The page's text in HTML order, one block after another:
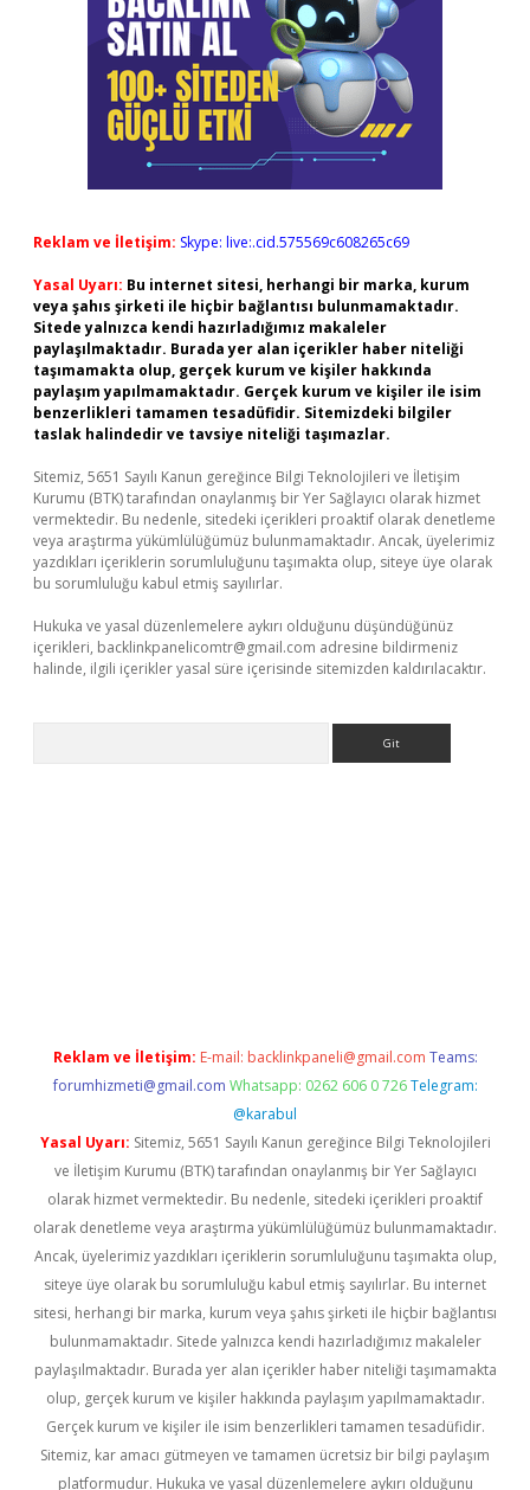
Reklam ve İletişim: Skype: live:.cid.575569c608265c69
Yasal Uyarı: Bu internet sitesi, herhangi bir marka, kurum
veya şahıs şirketi ile hiçbir bağlantısı bulunmamaktadır.
Sitede yalnızca kendi hazırladığımız makaleler
paylaşılmaktadır. Burada yer alan içerikler haber niteliği
taşımamakta olup, gerçek kurum ve kişiler hakkında
paylaşım yapılmamaktadır. Gerçek kurum ve kişiler ile isim
benzerlikleri tamamen tesadüfidir. Sitemizdeki bilgiler
taslak halindedir ve tavsiye niteliği taşımazlar.
Sitemiz, 5651 Sayılı Kanun gereğince Bilgi Teknolojileri ve İletişim
Kurumu (BTK) tarafından onaylanmış bir Yer Sağlayıcı olarak hizmet
vermektedir. Bu nedenle, sitedeki içerikleri proaktif olarak denetleme
veya araştırma yükümlülüğümüz bulunmamaktadır. Ancak, üyelerimiz
yazdıkları içeriklerin sorumluluğunu taşımakta olup, siteye üye olarak
bu sorumluluğu kabul etmiş sayılırlar.
Hukuka ve yasal düzenlemelere aykırı olduğunu düşündüğünüz
içerikleri, backlinkpanelicomtr@gmail.com adresine bildirmeniz
halinde, ilgili içerikler yasal süre içerisinde sitemizden kaldırılacaktır.
Reklam ve İletişim: E-mail: backlinkpaneli@gmail.com Teams:
forumhizmeti@gmail.com Whatsapp: 0262 606 0 726 Telegram:
@karabul
Yasal Uyarı: Sitemiz, 5651 Sayılı Kanun gereğince Bilgi Teknolojileri
ve İletişim Kurumu (BTK) tarafından onaylanmış bir Yer Sağlayıcı
olarak hizmet vermektedir. Bu nedenle, sitedeki içerikleri proaktif
olarak denetleme veya araştırma yükümlülüğümüz bulunmamaktadır.
Ancak, üyelerimiz yazdıkları içeriklerin sorumluluğunu taşımakta olup,
siteye üye olarak bu sorumluluğu kabul etmiş sayılırlar. Bu internet
sitesi, herhangi bir marka, kurum veya şahıs şirketi ile hiçbir bağlantısı
bulunmamaktadır. Sitede yalnızca kendi hazırladığımız makaleler
paylaşılmaktadır. Burada yer alan içerikler haber niteliği taşımamakta
olup, gerçek kurum ve kişiler hakkında paylaşım yapılmamaktadır.
Gerçek kurum ve kişiler ile isim benzerlikleri tamamen tesadüfidir.
Sitemiz, kar amacı gütmeyen ve tamamen ücretsiz bir bilgi paylaşım
platformudur. Hukuka ve yasal düzenlemelere aykırı olduğunu